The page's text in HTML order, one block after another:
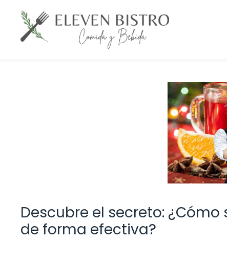
Saltar
contenido
Descubre el secreto:
de forma efectiva?